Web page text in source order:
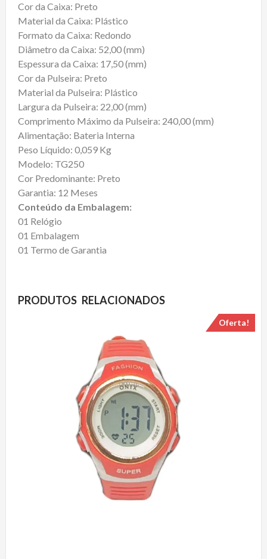
Cor da Caixa: Preto
Material da Caixa: Plástico
Formato da Caixa: Redondo
Diâmetro da Caixa: 52,00 (mm)
Espessura da Caixa: 17,50 (mm)
Cor da Pulseira: Preto
Material da Pulseira: Plástico
Largura da Pulseira: 22,00 (mm)
Comprimento Máximo da Pulseira: 240,00 (mm)
Alimentação: Bateria Interna
Peso Líquido: 0,059 Kg
Modelo: TG250
Cor Predominante: Preto
Garantia: 12 Meses
Conteúdo da Embalagem:
01 Relógio
01 Embalagem
01 Termo de Garantia
PRODUTOS RELACIONADOS
Oferta!